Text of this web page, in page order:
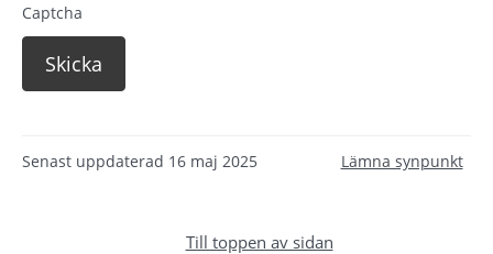
Captcha
Senast uppdaterad 16 maj 2025 Lämna synpunkt
Till toppen av sidan